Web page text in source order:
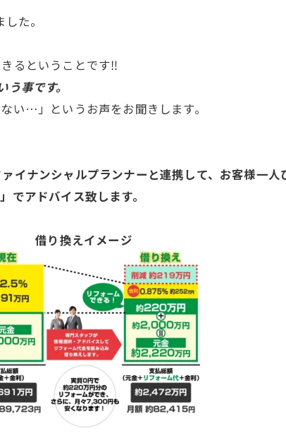
た。
るということです‼
事です。
い…」というお声をお聞きします。
イナンシャルプランナーと連携して、お客様一
でアドバイス致します。
借り換えイメージ